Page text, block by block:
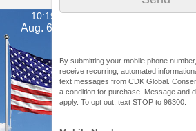
10:19 pm
Aug. 6, 2026
By submitting your mobile phone
receive recurring, automated
text messages from CDK Global.
a condition for purchase. Message and
apply. To opt out, text STOP to 96300.